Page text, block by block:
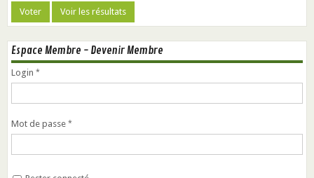
Espace Membre - Devenir Membre
Login
Mot de passe